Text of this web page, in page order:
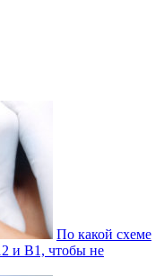
По какой схеме
и В1, чтобы не